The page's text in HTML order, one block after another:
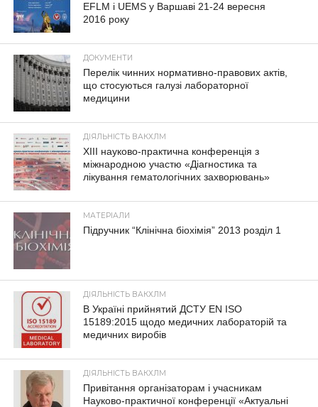
EFLM і UEMS у Варшаві 21-24 вересня
2016 року
ДОКУМЕНТИ
Перелік чинних нормативно-правових актів,
що стосуються галузі лабораторної
медицини
ДІЯЛЬНІСТЬ ВАКХЛМ
XIII науково-практична конференція з
міжнародною участю «Діагностика та
лікування гематологічних захворювань»
МАТЕРІАЛИ
Підручник “Клінічна біохімія” 2013 розділ 1
ДІЯЛЬНІСТЬ ВАКХЛМ
В Україні прийнятий ДСТУ EN ISO
15189:2015 щодо медичних лабораторій та
медичних виробів
ДІЯЛЬНІСТЬ ВАКХЛМ
Привітання організаторам і учасникам
Науково-практичної конференції «Актуальні